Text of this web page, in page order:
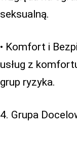
seksualną.
• Komfort i
usług z
grup ryzyka.
4. Grupa